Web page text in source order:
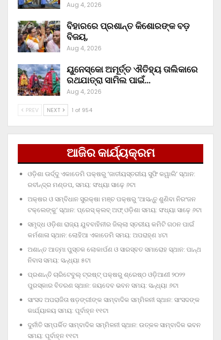
Aug 4, 2026
ବିହାରରେ ପ୍ରଶାନ୍ତ କିଶୋରଙ୍କ ବଡ଼
ବିଜୟ,
Aug 4, 2026
ୟୁନେସ୍କୋ ଅମୂର୍ତ୍ତ ଐତିହ୍ୟ ତାଲିକାରେ
ରଥଯାତ୍ରା ସାମିଲ ପାଇଁ…
Aug 4, 2026
PREV NEXT 1 of 954
ଆଜିର କାର୍ଯ୍ୟକ୍ରମ
ଓଡ଼ିଶା ଊର୍ଦ୍ଦୁ ଏକାଡେମି ପକ୍ଷରୁ ‘ଜାତୀୟସ୍ତରୀୟ ସୁଫି କୱାଲି’ ସ୍ଥାନ:
ରବୀନ୍ଦ୍ର ମଣ୍ଡପ, ସମୟ: ସଂଧ୍ୟା ସାଢ଼େ ୬ଟା
ଅକ୍ଷର ଓ ସମ୍ବିଧାନ ସୁରକ୍ଷା ମଞ୍ଚ ପକ୍ଷରୁ ‘ଆସନ୍ତୁ ଶୁଣିବା ନିରଂଜନ
ଟକ୍‌ଲେଙ୍କୁ’ ସ୍ଥାନ: ପ୍ରେସ୍‌ କ୍ଲବ୍‌ ଅଫ୍‌ ଓଡ଼ିଶା ସମୟ: ସଂଧ୍ୟା ସାଢ଼େ ୬ଟା
ସମୃଦ୍ଧ ଓଡ଼ିଶା ରାଜ୍ୟ ଯୁବବାହିନୀର ଜିଲ୍ଲା ସ୍ତରୀୟ କମିଟି ଗଠନ ପାଇଁ
କର୍ମଶାଳା ସ୍ଥାନ: ଲୋହିଆ ଏକାଡେମି ସମୟ: ଅପରାହ୍‌ଣ ୪ଟା
ଅଶାନ୍ତ ଆତ୍ମା ପୁସ୍ତକ ଲୋକାର୍ପଣ ଓ ସାରସ୍ବତ ସମାରୋହ ସ୍ଥାନ: ପାନ୍ଥ
ନିବାସ ସମୟ: ସନ୍ଧ୍ୟା ୫ଟା
ପ୍ରଶାନ୍ତି ଚାରିଟେବୁଲ୍‌ ଟ୍ରଷ୍ଟ୍‌ ପକ୍ଷରୁ ଶ୍ରେଷ୍ଠ ଓଡ଼ିଆଣୀ ୨୦୨୨
ପୁରସ୍କାର ବିତରଣ ସ୍ଥାନ: ଜୟଦେବ ଭବନ ସମୟ: ସନ୍ଧ୍ୟା ୬ଟା
ସାଂସଦ ଅପରାଜିତା ଷଡ଼ଙ୍ଗୀଙ୍କ ସାମ୍ବାଦିକ ସମ୍ମିଳନୀ ସ୍ଥାନ: ସାଂସଦଙ୍କ
କାର୍ଯ୍ୟାଳୟ ସମୟ: ପୂର୍ବାହ୍ନ ୧୧ଟା
ଦୁର୍ନୀତି ସମ୍ପର୍କିତ ସାମ୍ବାଦିକ ସମ୍ମିଳନୀ ସ୍ଥାନ: ଉତ୍କଳ ସାମ୍ବାଦିକ ଭବନ
ସମୟ: ପୂର୍ବାହ୍ନ ୧୧ଟା